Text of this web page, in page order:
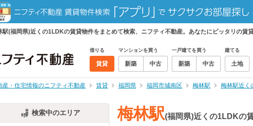
駅(福岡県)近くの1LDKの賃貸物件をまとめて検索、ニフティ不動産。あなたにピッタリの賃
借りる
賃貸
マンションを買う
新築 中古
一戸建てを買う
新築 中古
建てる
土地
産・住宅情報のニフティ不動産 賃貸 福岡県 福岡市城南区 梅林駅 梅林駅近く
検索中のエリア 梅林駅(福岡県)近くの1LDKの